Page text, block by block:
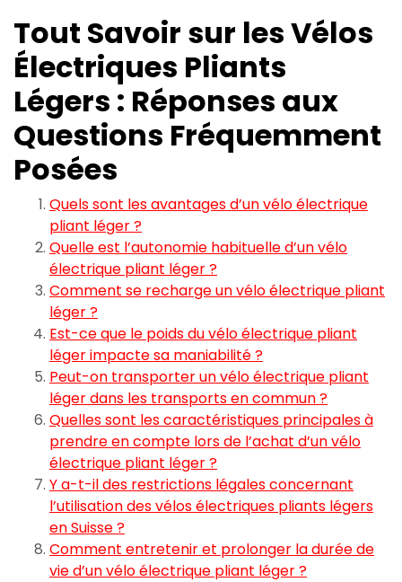
Tout Savoir sur les Vélos
Électriques Pliants
Légers : Réponses aux
Questions Fréquemment
Posées
Quels sont les avantages d’un vélo électrique
pliant léger ?
Quelle est l’autonomie habituelle d’un vélo
électrique pliant léger ?
Comment se recharge un vélo électrique pliant
léger ?
Est-ce que le poids du vélo électrique pliant
léger impacte sa maniabilité ?
Peut-on transporter un vélo électrique pliant
léger dans les transports en commun ?
Quelles sont les caractéristiques principales à
prendre en compte lors de l’achat d’un vélo
électrique pliant léger ?
Y a-t-il des restrictions légales concernant
l’utilisation des vélos électriques pliants légers
en Suisse ?
Comment entretenir et prolonger la durée de
vie d’un vélo électrique pliant léger ?